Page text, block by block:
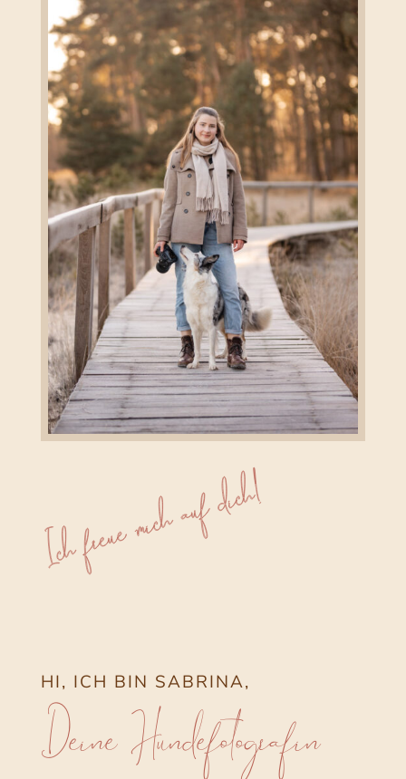
HI, ICH BIN SABRINA,
Deine Hundefotografin